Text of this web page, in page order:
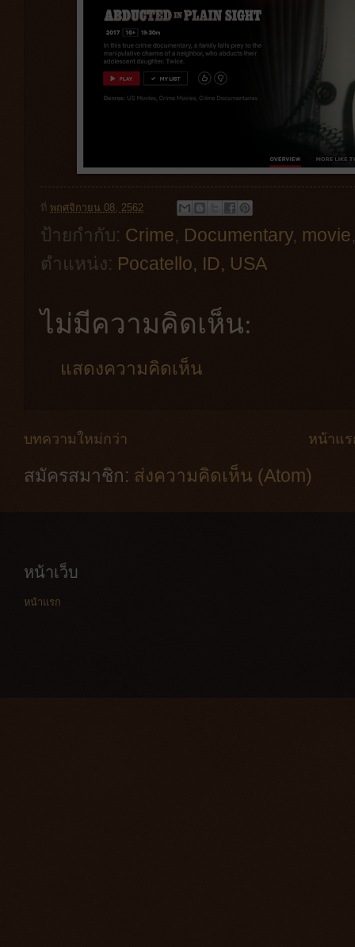
ที่ พฤศจิกายน 08, 2562
ป้ายกำกับ: Crime, Documentary, movie
ตำแหน่ง: Pocatello, ID, USA
ไม่มีความคิดเห็น:
แสดงความคิดเห็น
บทความใหม่กว่า หน้าแร
สมัครสมาชิก: ส่งความคิดเห็น (Atom)
หน้าเว็บ
หน้าแรก